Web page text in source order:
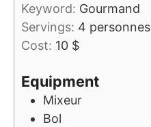
Keyword: Gourmand
Servings: 4 personnes
Cost: 10 $
Equipment
Mixeur
Bol